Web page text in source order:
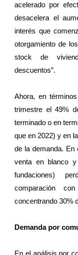
acelerado por
desacelera el
interés que
otorgamiento de
stock de
descuentos”.
Ahora, en
trimestre el 49%
terminado o en
que en 2022) y en
de la demanda.
venta en blanco
fundaciones)
comparación
concentrando 30%
Demanda por